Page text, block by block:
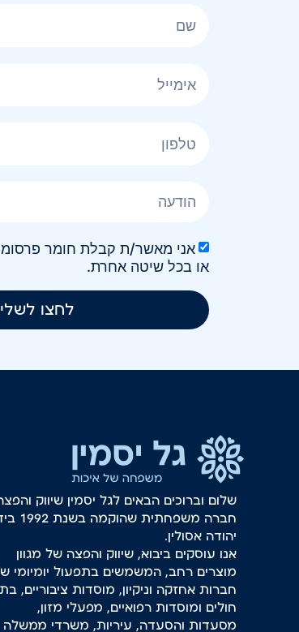
או בכל שיטה אחרת.
לחצו
שלום וברוכים הבאים לגל יסמין שיווק
חברה משפחתית שהוקמה
יהודה אסולין.
אנו עוסקים ביבוא, שיווק והפצה של מגוון
מוצרים רחב, המשמשים בתפעול יומיומי
חברות אחזקה וניקיון, מוסדות ציבוריים,
חולים ומוסדות רפואיים, מפעלי מזון,
מסעדות והסעדה, עיריות, משרדי ממשלה